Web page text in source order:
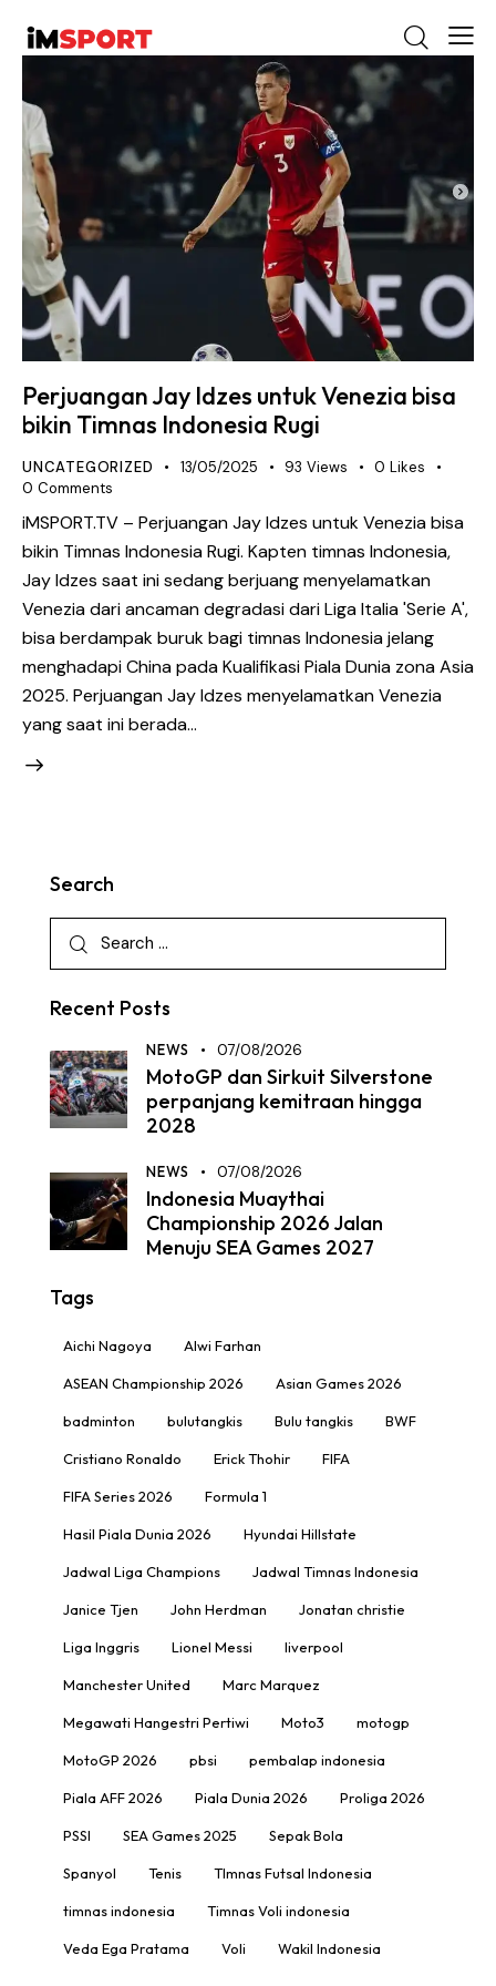
Perjuangan Jay Idzes untuk Venezia bisa
bikin Timnas Indonesia Rugi
UNCATEGORIZED 13/05/2025 93 Views 0 Likes
0 Comments
iMSPORT.TV – Perjuangan Jay Idzes untuk Venezia bisa
bikin Timnas Indonesia Rugi. Kapten timnas Indonesia,
Jay Idzes saat ini sedang berjuang menyelamatkan
Venezia dari ancaman degradasi dari Liga Italia 'Serie A',
bisa berdampak buruk bagi timnas Indonesia jelang
menghadapi China pada Kualifikasi Piala Dunia zona Asia
2025. Perjuangan Jay Idzes menyelamatkan Venezia
yang saat ini berada…
Search
Recent Posts
NEWS 07/08/2026
MotoGP dan Sirkuit Silverstone
perpanjang kemitraan hingga
2028
NEWS 07/08/2026
Indonesia Muaythai
Championship 2026 Jalan
Menuju SEA Games 2027
Tags
Aichi Nagoya Alwi Farhan
ASEAN Championship 2026 Asian Games 2026
badminton bulutangkis Bulu tangkis BWF
Cristiano Ronaldo Erick Thohir FIFA
FIFA Series 2026 Formula 1
Hasil Piala Dunia 2026 Hyundai Hillstate
Jadwal Liga Champions Jadwal Timnas Indonesia
Janice Tjen John Herdman Jonatan christie
Liga Inggris Lionel Messi liverpool
Manchester United Marc Marquez
Megawati Hangestri Pertiwi Moto3 motogp
MotoGP 2026 pbsi pembalap indonesia
Piala AFF 2026 Piala Dunia 2026 Proliga 2026
PSSI SEA Games 2025 Sepak Bola
Spanyol Tenis TImnas Futsal Indonesia
timnas indonesia Timnas Voli indonesia
Veda Ega Pratama Voli Wakil Indonesia